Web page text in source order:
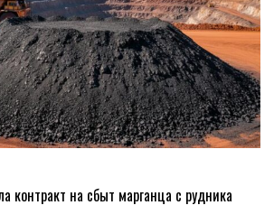
контракт на сбыт марганца с рудника